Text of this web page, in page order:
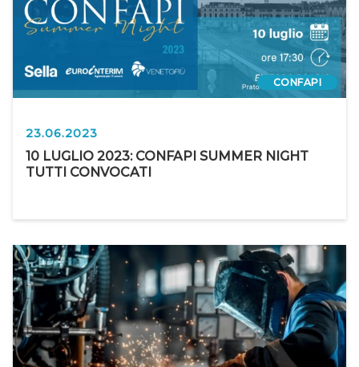
CONFAPI
23.06.2023
10 LUGLIO 2023: CONFAPI SUMMER NIGHT
TUTTI CONVOCATI